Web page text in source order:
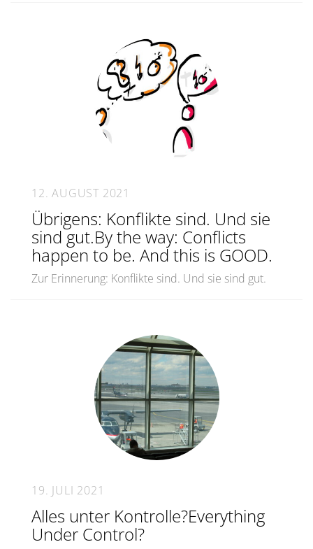
12. AUGUST 2021
Übrigens: Konflikte sind. Und sie
sind gut.By the way: Conflicts
happen to be. And this is GOOD.
Zur Erinnerung: Konflikte sind. Und sie sind gut.
19. JULI 2021
Alles unter Kontrolle?Everything
Under Control?